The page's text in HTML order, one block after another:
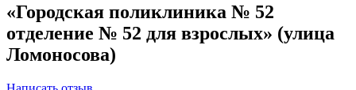
«Городская поликлиника № 52
отделение № 52 для взрослых» (улица
Ломоносова)